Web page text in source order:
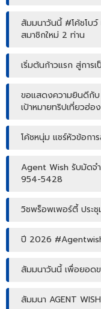
สัมมนาวันนี้ #โค้ชโบว์ เติมค
สมาชิกใหม่ 2 ท่าน
เริ่มต้นก้าวแรก สู่การ
ขอแสดงความยินดีกับ #โค้ชโบว์ #คุณอร
เป้าหมายทริปเที่ยวฮ่อ
โค้ชหนุ่ม แชร์หัวข้อกา
Agent Wish รับมัด
954-5428
วิชพร็อพเพอร์ตี้ ประชุ
ปี 2026
สัมมนาวันนี้ เพื่อยอดข
สัมมนา AGENT